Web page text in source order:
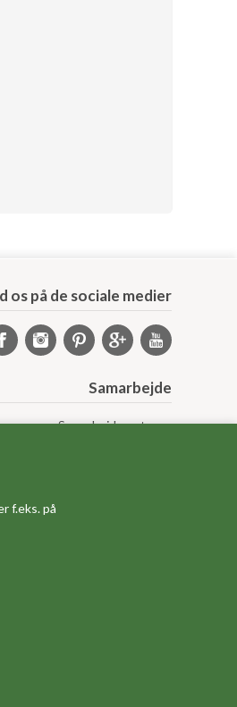
f.eks. på
os på de sociale medier
Samarbejde
Samarbejdspartnere